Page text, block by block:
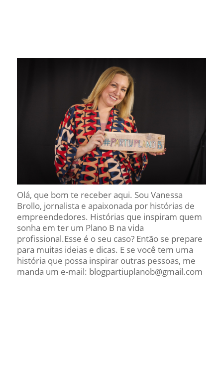
Olá, que bom te receber aqui. Sou Vanessa
Brollo, jornalista e apaixonada por histórias de
empreendedores. Histórias que inspiram quem
sonha em ter um Plano B na vida
profissional.Esse é o seu caso? Então se prepare
para muitas ideias e dicas. E se você tem uma
história que possa inspirar outras pessoas, me
manda um e-mail: blogpartiuplanob@gmail.com